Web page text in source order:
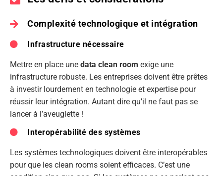
Complexité technologique et intégration
Infrastructure nécessaire
Mettre en place une data clean room exige une
infrastructure robuste. Les entreprises doivent être prêtes
à investir lourdement en technologie et expertise pour
réussir leur intégration. Autant dire qu’il ne faut pas se
lancer à l’aveuglette !
Interopérabilité des systèmes
Les systèmes technologiques doivent être interopérables
pour que les clean rooms soient efficaces. C’est une